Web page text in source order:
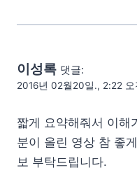
이성록 댓글:
2016년 02월20일., 2:22 오
짧게 요약해줘서 이해
분이 올린 영상 참 좋
보 부탁드립니다.